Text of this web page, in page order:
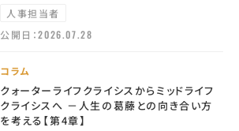
人事担当者
公開日：2026.07.28
コラム
クォーターライフクライシスからミッドライフ
クライシスへ －人生の葛藤との向き合い方
を考える【第4章】